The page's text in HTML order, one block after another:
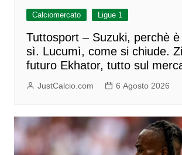
Calciomercato Ligue 1
Tuttosport – Suzuki, perchè
sì. Lucumì, come si chiude.
futuro Ekhator, tutto sul
JustCalcio.com 6 Agosto 2026